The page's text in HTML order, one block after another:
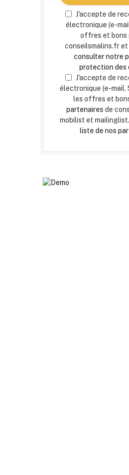
J'accepte de
électronique (e-
offres et bons
conseilsmalins.fr
consulter notre
protection des
J'accepte de
électronique (e-mail,
les offres et
partenaires de
mobilist et
liste de nos